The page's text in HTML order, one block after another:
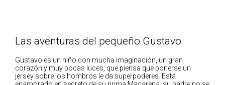
Las aventuras del pequeño Gustavo
Gustavo es un niño con mucha imaginación, un gran
corazón y muy pocas luces, que piensa que ponerse un
jersey sobre los hombros le da superpoderes. Está